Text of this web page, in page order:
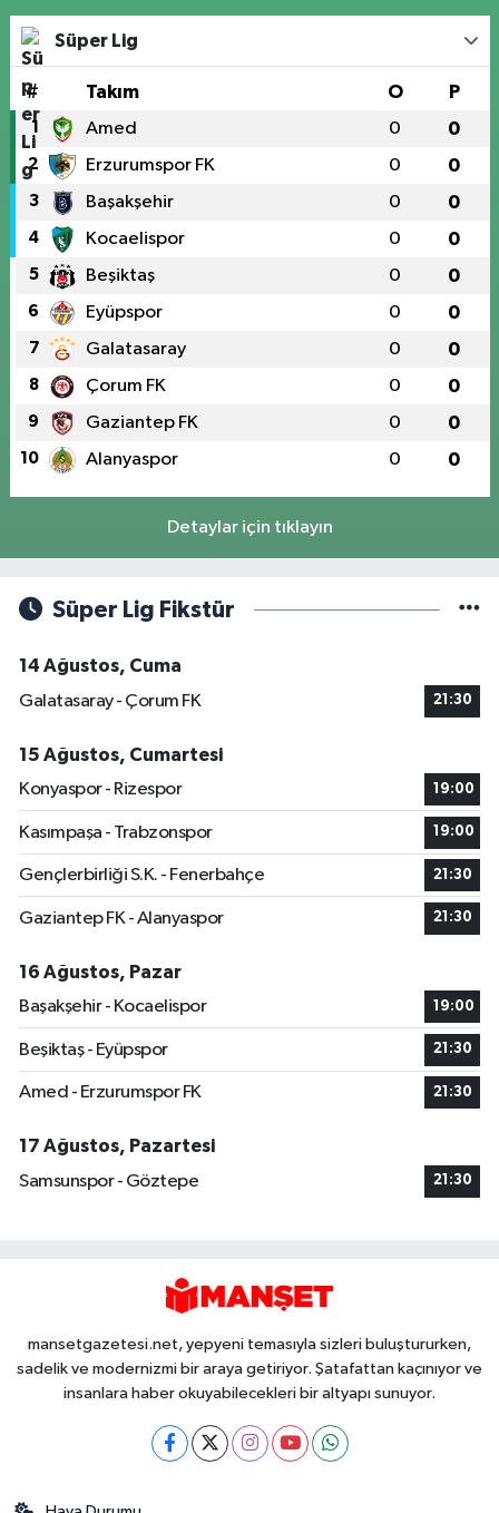
Süper Lig
# Takım O P
1 Amed 0 0
2 Erzurumspor FK 0 0
3 Başakşehir 0 0
4 Kocaelispor 0 0
5 Beşiktaş 0 0
6 Eyüpspor 0 0
7 Galatasaray 0 0
8 Çorum FK 0 0
9 Gaziantep FK 0 0
10 Alanyaspor 0 0
Detaylar için tıklayın
Süper Lig Fikstür
14 Ağustos, Cuma
Galatasaray - Çorum FK
21:30
15 Ağustos, Cumartesi
Konyaspor - Rizespor
19:00
Kasımpaşa - Trabzonspor 19:00
Gençlerbirliği S.K. - Fenerbahçe 21:30
Gaziantep FK - Alanyaspor 21:30
16 Ağustos, Pazar
Başakşehir - Kocaelispor
19:00
Beşiktaş - Eyüpspor 21:30
Amed - Erzurumspor FK 21:30
17 Ağustos, Pazartesi
Samsunspor - Göztepe
21:30
mansetgazetesi.net, yepyeni temasıyla sizleri buluştururken,
sadelik ve modernizmi bir araya getiriyor. Şatafattan kaçınıyor ve
insanlara haber okuyabilecekleri bir altyapı sunuyor.